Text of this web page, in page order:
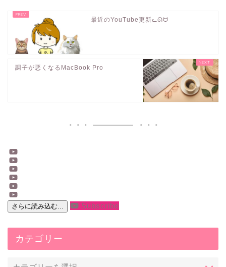
最近のYouTube更新ᓚᘏᗢ
調子が悪くなるMacBook Pro
さらに読み込む... Subscribe
カテゴリー